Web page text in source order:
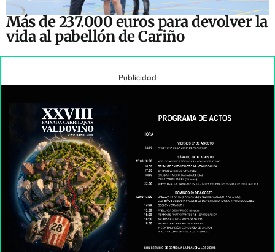
Más de 237.000 euros para devolver la
vida al pabellón de Cariño
Publicidad